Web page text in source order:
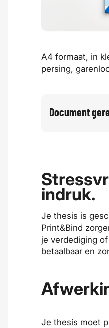
A4 formaat, in
persing,
Document
indruk.
Je thesis is
Print&Bind
je verdediging
betaalbaar en
Je thesis moet